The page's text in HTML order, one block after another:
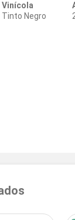
Vinícola
Tinto Negro